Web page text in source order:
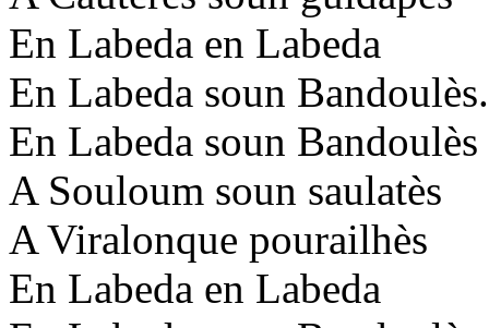
En Labeda en Labeda
En Labeda soun Bandoulès.
En Labeda soun Bandoulès
A Souloum soun saulatès
A Viralonque pourailhès
En Labeda en Labeda